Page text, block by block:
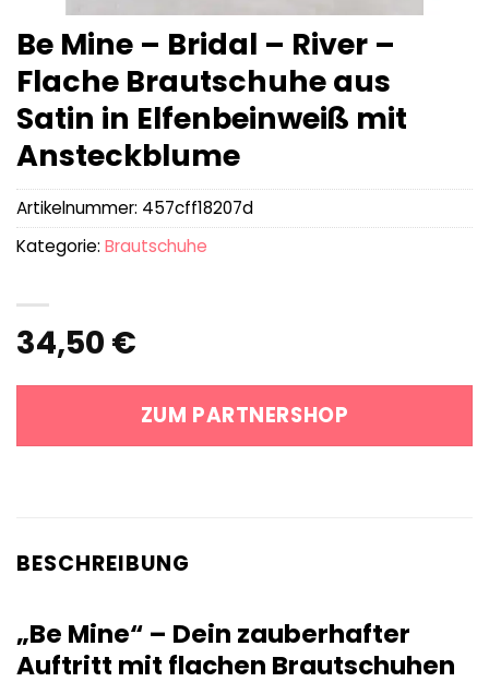
Be Mine – Bridal – River –
Flache Brautschuhe aus
Satin in Elfenbeinweiß mit
Ansteckblume
34,50 €
ZUM PARTNERSHOP
Artikelnummer: 457cff18207d
Kategorie: Brautschuhe
BESCHREIBUNG
„Be Mine“ – Dein zauberhafter
Auftritt mit flachen Brautschuhen